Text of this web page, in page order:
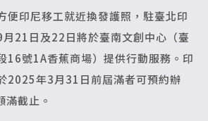
便印尼移工就近換發護照，駐臺北印
21日及22日將於臺南文創中心（臺
16號1A香蕉商場）提供行動服務。印
2025年3月31日前屆滿者可預約辦
截止。